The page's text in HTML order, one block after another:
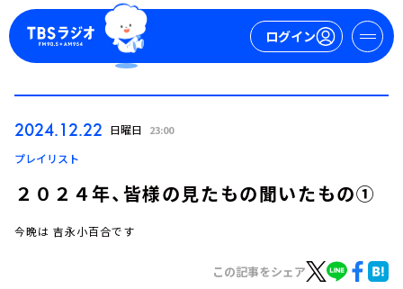
ログイン
2024.12.22 日曜日 23:00
プレイリスト
２０２４年、皆様の見たもの聞いたもの①
今晩は 吉永小百合です
この記事をシェア